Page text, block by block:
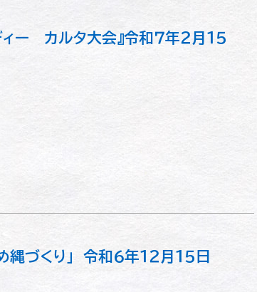
ー カルタ大会』令和７年２月１５
縄づくり」 令和６年１２月１５日